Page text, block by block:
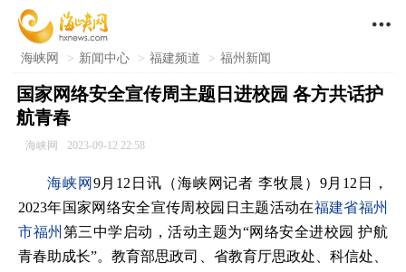

海峡网 > 新闻中心 > 福建频道 > 福州新闻
国家网络安全宣传周主题日进校园 各方共话护
航青春
海峡网 2023-09-12 22:58
海峡网 9月12日讯（海峡网记者 李牧晨）9月12日，
2023年国家网络安全宣传周校园日主题活动在福建省福州
市福州 第三中学启动，活动主题为“网络安全进校园 护航
青春助成长”。教育部思政司、省教育厅思政处、科信处、